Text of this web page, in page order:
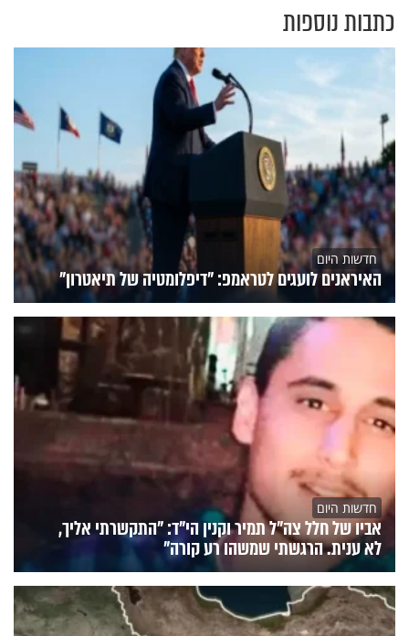
כתבות נוספות
חדשות היום
האיראנים לועגים לטראמפ: "דיפלומטיה של תיאטרון"
חדשות היום
אביו של חלל צה"ל תמיר וקנין הי"ד: "התקשרתי אליך,
לא ענית. הרגשתי שמשהו רע קורה"